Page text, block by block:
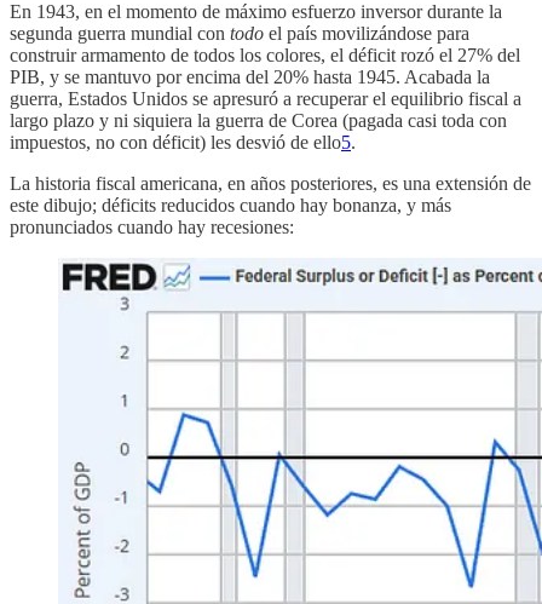
En 1943, en el momento de máximo esfuerzo inversor durante la
segunda guerra mundial con todo el país movilizándose para
construir armamento de todos los colores, el déficit rozó el 27% del
PIB, y se mantuvo por encima del 20% hasta 1945. Acabada la
guerra, Estados Unidos se apresuró a recuperar el equilibrio fiscal a
largo plazo y ni siquiera la guerra de Corea (pagada casi toda con
impuestos, no con déficit) les desvió de ello5.
La historia fiscal americana, en años posteriores, es una extensión de
este dibujo; déficits reducidos cuando hay bonanza, y más
pronunciados cuando hay recesiones: